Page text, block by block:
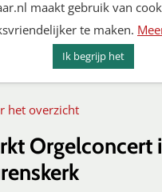
maakt gebruik van
te maken.
Ik begrijp het
het overzicht
Orgelconcert